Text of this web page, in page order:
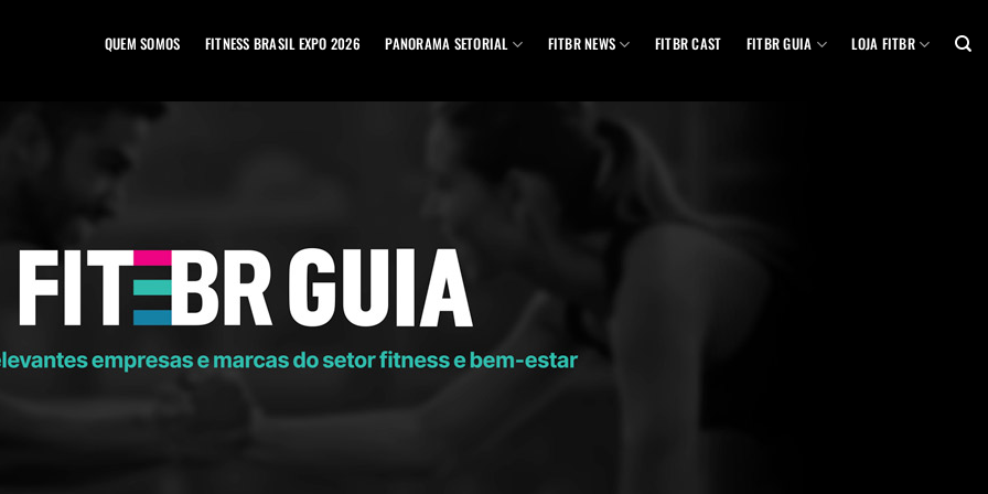
QUEM SOMOS FITNESS BRASIL EXPO 2026 PANORAMA SETORIAL FITBR NEWS FITBR CAST FITBR GUIA LOJA FITBR